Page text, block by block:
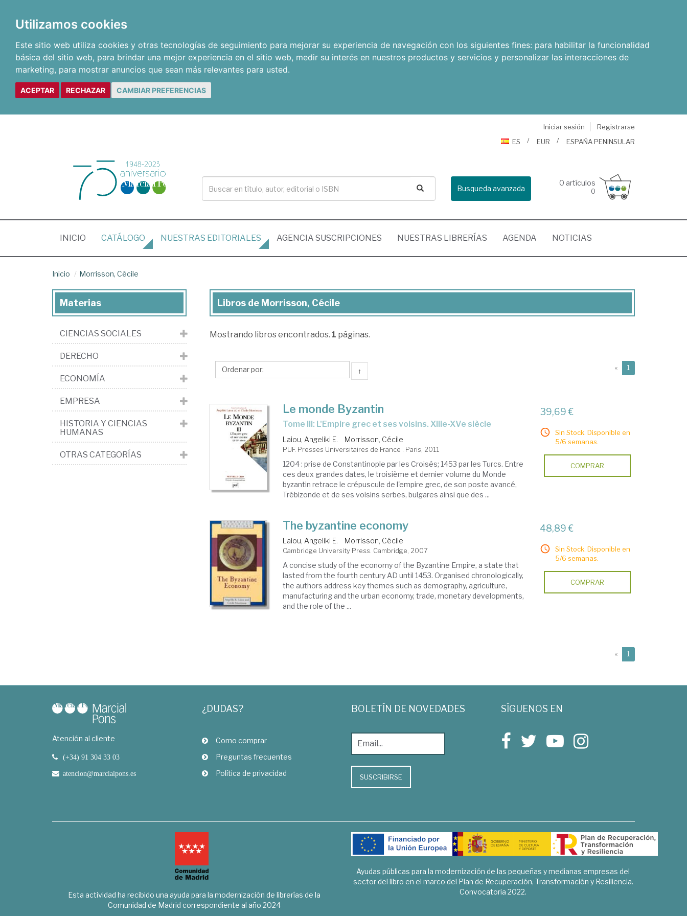
Utilizamos cookies
Este sitio web utiliza cookies y otras tecnologías de seguimiento para mejorar su experiencia de navegación con los siguientes fines: para habilitar la funcionalidad
básica del sitio web, para brindar una mejor experiencia en el sitio web, medir su interés en nuestros productos y servicios y personalizar las interacciones de
marketing, para mostrar anuncios que sean más relevantes para usted.
ACEPTAR RECHAZAR CAMBIAR PREFERENCIAS
Iniciar sesión
Registrarse
ES
EUR ESPAÑA PENINSULAR
Busqueda avanzada
0 artículos
0
INICIO (CURRENT)
CATÁLOGO NUESTRAS EDITORIALES AGENCIA SUSCRIPCIONES NUESTRAS LIBRERÍAS AGENDA NOTICIAS
Inicio Morrisson, Cécile
Libros
Morrisson,
Libros de Morrisson, Cécile
Mostrando libros encontrados. 1 páginas.
↑ « 1
Le monde Byzantin
Tome III: L'Empire grec et ses voisins. XIIIe-XVe siècle
Laiou, Angeliki E. Morrisson, Cécile
PUF. Presses Universitaires de France . Paris, 2011
1204 : prise de Constantinople par les Croisés; 1453 par les Turcs. Entre
ces deux grandes dates, le troisième et dernier volume du Monde
byzantin retrace le crépuscule de l'empire grec, de son poste avancé,
Trébizonde et de ses voisins serbes, bulgares ainsi que des ...
39,69 €
Sin Stock. Disponible en
5/6 semanas.
COMPRAR
The byzantine economy
Laiou, Angeliki E. Morrisson, Cécile
Cambridge University Press. Cambridge, 2007
A concise study of the economy of the Byzantine Empire, a state that
lasted from the fourth century AD until 1453. Organised chronologically,
the authors address key themes such as demography, agriculture,
manufacturing and the urban economy, trade, monetary developments,
and the role of the ...
48,89 €
Sin Stock. Disponible en
5/6 semanas.
COMPRAR
« 1
Materias
CIENCIAS SOCIALES
DERECHO
ECONOMÍA
EMPRESA
HISTORIA Y CIENCIAS
HUMANAS
OTRAS CATEGORÍAS
Atención al cliente
(+34) 91 304 33 03
atencion@marcialpons.es
¿DUDAS?
Como comprar
Preguntas frecuentes
Política de privacidad
BOLETÍN DE NOVEDADES
SUSCRIBIRSE
SÍGUENOS EN
Esta actividad ha recibido una ayuda para la modernización de librerías de la
Comunidad de Madrid correspondiente al año 2024
Ayudas públicas para la modernización de las pequeñas y medianas empresas del
sector del libro en el marco del Plan de Recuperación, Transformación y Resiliencia.
Convocatoria 2022.